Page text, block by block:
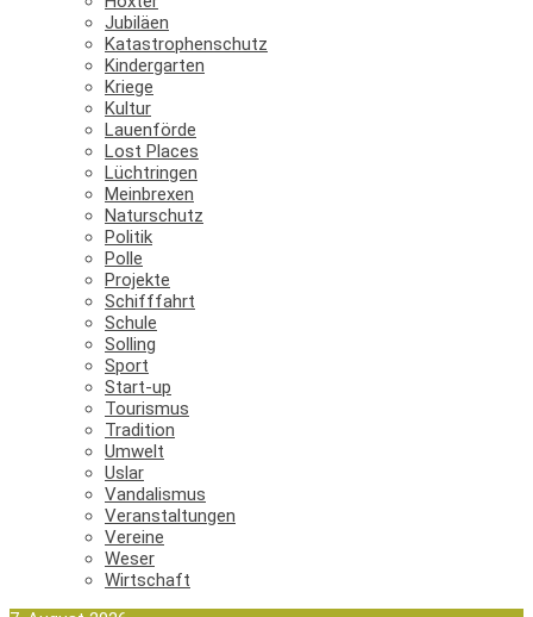
Jubiläen
Katastrophenschutz
Kindergarten
Kriege
Kultur
Lauenförde
Lost Places
Lüchtringen
Meinbrexen
Naturschutz
Politik
Polle
Projekte
Schifffahrt
Schule
Solling
Sport
Start-up
Tourismus
Tradition
Umwelt
Uslar
Vandalismus
Veranstaltungen
Vereine
Weser
Wirtschaft